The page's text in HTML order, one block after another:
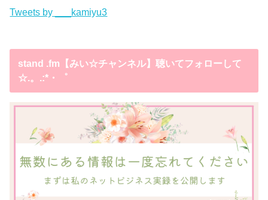
Tweets by ___kamiyu3
stand .fm【みい☆チャンネル】聴いてフォローして
☆.。.:*・゜